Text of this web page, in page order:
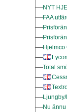
NYT
FAA
Hjelmco
Total
Nu